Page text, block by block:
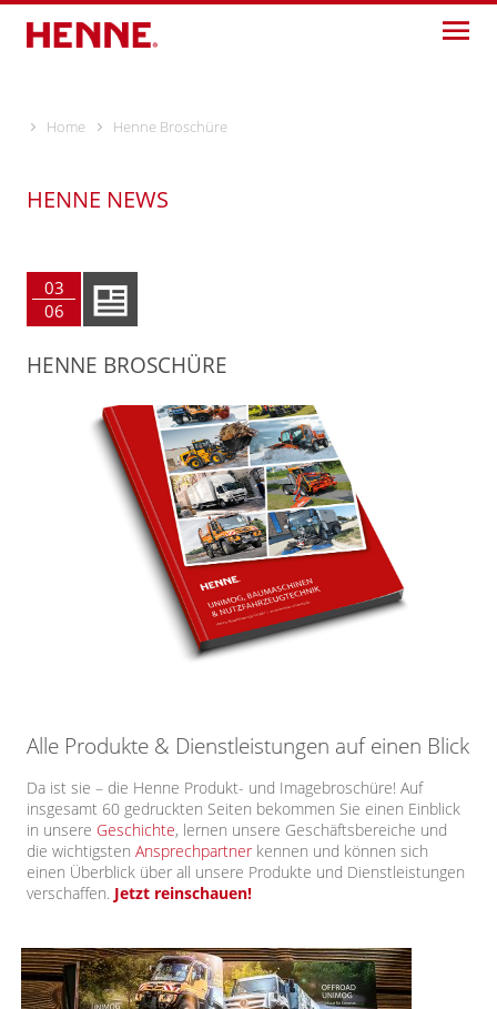
Skip
content
Home Henne Broschüre
HENNE NEWS
03
06
HENNE BROSCHÜRE
Alle Produkte & Dienstleistungen auf einen Blick
Da ist sie – die Henne Produkt- und Imagebroschüre! Auf
insgesamt 60 gedruckten Seiten bekommen Sie einen Einblick
in unsere Geschichte, lernen unsere Geschäftsbereiche und
die wichtigsten Ansprechpartner kennen und können sich
einen Überblick über all unsere Produkte und Dienstleistungen
verschaffen. Jetzt reinschauen!